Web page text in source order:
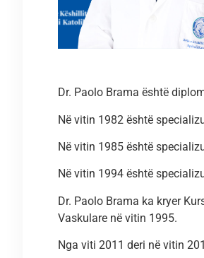
Dr. Paolo Brama është
Në vitin 1982 është
Në vitin 1985 është
Në vitin 1994 është
Dr. Paolo Brama ka kryer
Vaskulare në vitin 1995.
Nga viti 2011 deri në vitin